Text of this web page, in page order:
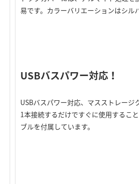
易です。カラーバリエーションはシ
USBバスパワー対応！
USBバスパワー対応、マスストレー
1本接続するだけですぐに使用するこ
ブルを付属しています。